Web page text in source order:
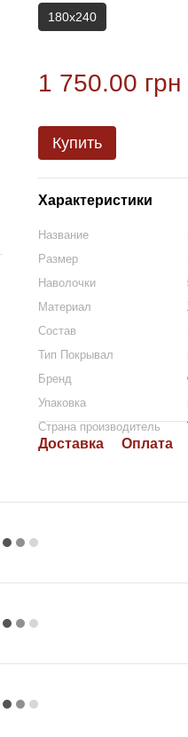
180x240
1 750.00 грн
Купить
Характеристики
Название
Размер
Наволочки
Материал
Состав
Тип Покрывал
Бренд
Упаковка
Страна производитель
Доставка Оплата